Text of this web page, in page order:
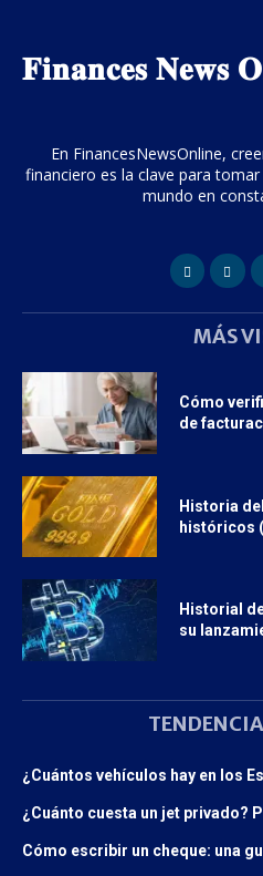
𝐅𝐢𝐧𝐚𝐧𝐜𝐞𝐬 𝐍𝐞𝐰𝐬
En FinancesNewsOnline,
financiero es la clave para
mundo en
MÁS
Cómo
de
Historia
históricos
Historial
su
¿Cuántos vehículos hay en los
¿Cuánto cuesta un jet privado?
Cómo escribir un cheque: una